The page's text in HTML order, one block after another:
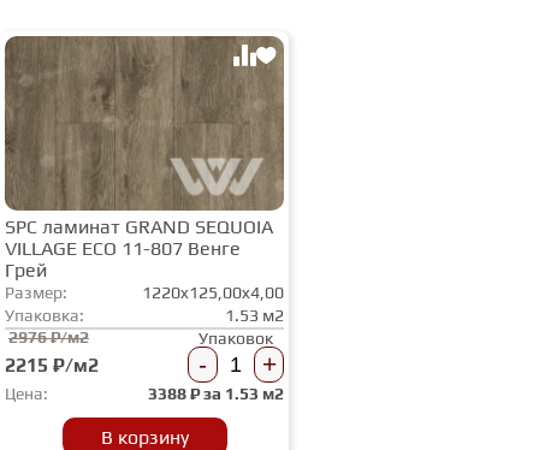
SPC ламинат GRAND SEQUOIA
VILLAGE ECO 11-807 Венге
Грей
Размер:
1220x125,00x4,00
Упаковка:
1.53 м2
2976 ₽/м2
2215 ₽/м2
Упаковок
- +
Цена: 3388₽ за 1.53 м2
В корзину